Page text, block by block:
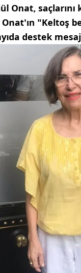
Onat, saçlarını
Onat'ın "Keltoş
destek